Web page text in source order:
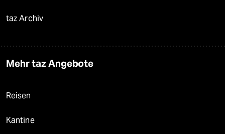
taz Archiv
Mehr taz Angebote
Reisen
Kantine